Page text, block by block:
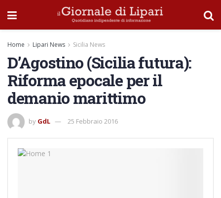
Home Lipari News Sicilia News
D’Agostino (Sicilia futura):
Riforma epocale per il
demanio marittimo
by GdL 25 Febbraio 2016